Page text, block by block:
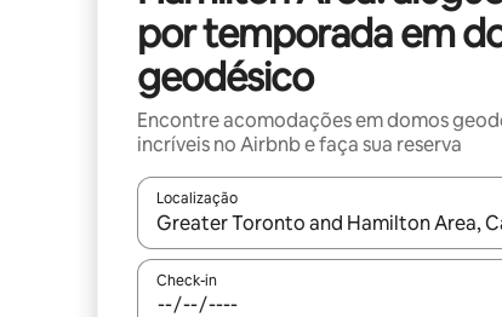
por temporada em
geodésico
Encontre acomodações em domos
incríveis no Airbnb e faça sua reserva
Localização
Quando os resultados estiverem
Check-in